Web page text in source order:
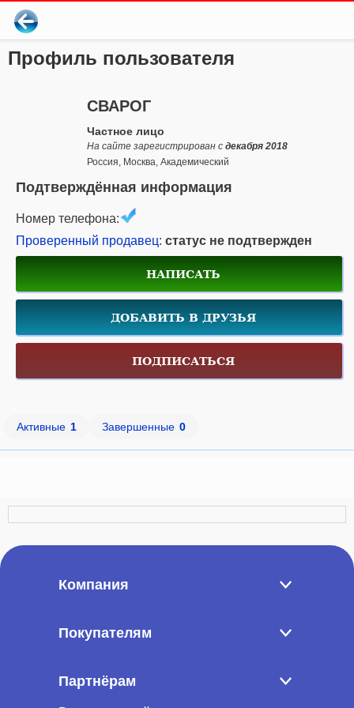
Профиль пользователя
СВАРОГ
Частное лицо
На сайте зарегистрирован с декабря 2018
Россия, Москва, Академический
Подтверждённая информация
Номер телефона:
Проверенный продавец: статус не подтвержден
НАПИСАТЬ
ДОБАВИТЬ В ДРУЗЬЯ
ПОДПИСАТЬСЯ
Активные 1 Завершенные 0
Компания
Покупателям
Партнёрам